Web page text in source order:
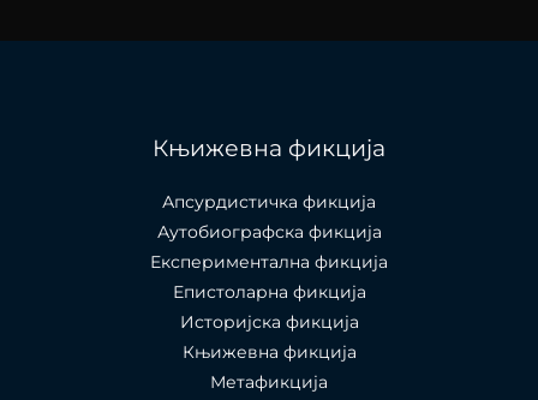
Књижевна фикција
Апсурдистичка фикција
Аутобиографска фикција
Експериментална фикција
Епистоларна фикција
Историјска фикција
Књижевна фикција
Метафикција